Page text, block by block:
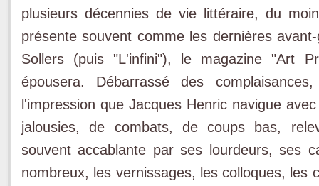
plusieurs décennies de vie littéraire, du
présente souvent comme les dernières
Sollers (puis "L'infini"), le magazine "Art
épousera. Débarrassé des
l'impression que Jacques Henric navigue
jalousies, de combats, de coups bas,
souvent accablante par ses lourdeurs, ses
nombreux, les vernissages, les colloques, les